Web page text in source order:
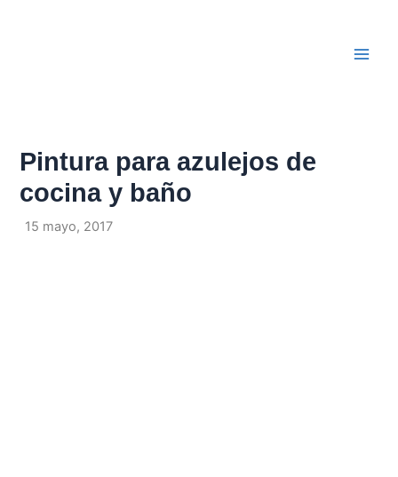
Pintura para azulejos de
cocina y baño
15 mayo, 2017